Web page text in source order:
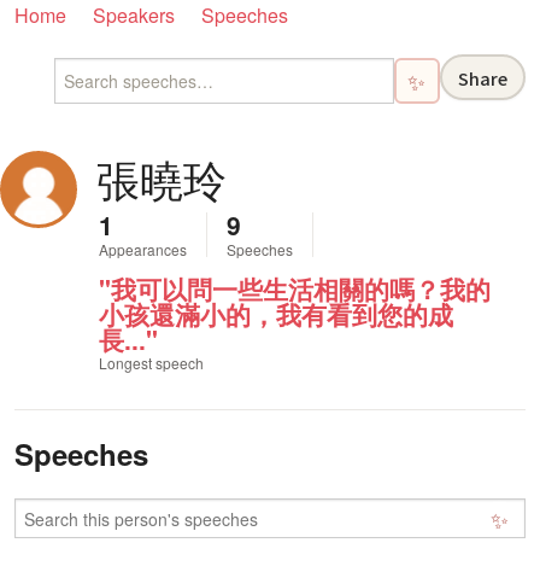
Home Speakers Speeches
✨ Share
張曉玲
1
Appearances
9
Speeches
"我可以問一些生活相關的嗎？我的
小孩還滿小的，我有看到您的成
長..."
Longest speech
Speeches
✨